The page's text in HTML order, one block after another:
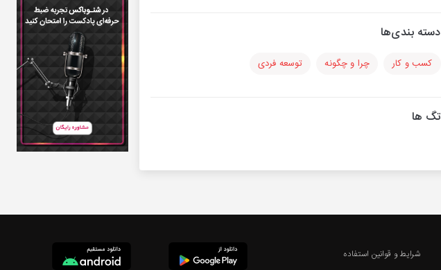
دسته بندی‌ها
کسب و کار چرا و چگونه توسعه فردی
تگ ها
شرایط و قوانین استفاده